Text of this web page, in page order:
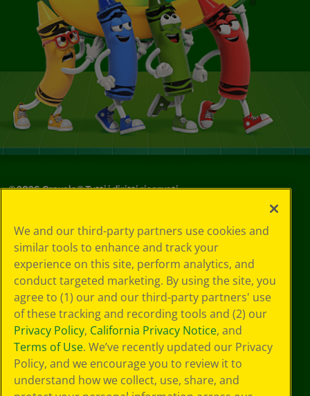
©2026Crayola® Tutti i diritti riservati.
in materia di
privacy
Informativa sulla
privacy
Termini SMS
GDPR
Informativa sulla
privacy di CA
Technologies
Preferenze cookie
Condizioni d'uso
We and our third-party partners use cookies and
similar tools to enhance and track your
experience on this site, perform analytics, and
conduct targeted marketing. By using the site, you
agree to (1) our and our third-party partners' use
of these tracking and recording tools and (2) our
Privacy Policy, California Privacy Notice, and
Terms of Use. We’ve recently updated our Privacy
Policy, and we encourage you to review it to
understand how we collect, use, share, and